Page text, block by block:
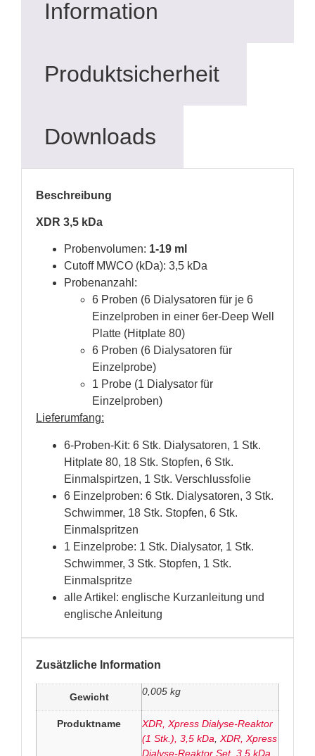
Information
Produktsicherheit
Downloads
Beschreibung
XDR 3,5 kDa
Probenvolumen: 1-19 ml
Cutoff MWCO (kDa): 3,5 kDa
Probenanzahl:
6 Proben (6 Dialysatoren für je 6
Einzelproben in einer 6er-Deep Well
Platte (Hitplate 80)
6 Proben (6 Dialysatoren für
Einzelprobe)
1 Probe (1 Dialysator für
Einzelproben)
Lieferumfang:
6-Proben-Kit: 6 Stk. Dialysatoren, 1 Stk.
Hitplate 80, 18 Stk. Stopfen, 6 Stk.
Einmalspirtzen, 1 Stk. Verschlussfolie
6 Einzelproben: 6 Stk. Dialysatoren, 3 Stk.
Schwimmer, 18 Stk. Stopfen, 6 Stk.
Einmalspritzen
1 Einzelprobe: 1 Stk. Dialysator, 1 Stk.
Schwimmer, 3 Stk. Stopfen, 1 Stk.
Einmalspritze
alle Artikel: englische Kurzanleitung und
englische Anleitung
Zusätzliche Information
Gewicht 0,005 kg
Produktname
XDR, Xpress Dialyse-Reaktor
(1 Stk.), 3,5 kDa XDR, Xpress
Dialyse-Reaktor Set, 3,5 kDa